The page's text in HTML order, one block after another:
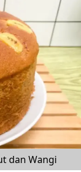
dan Wangi